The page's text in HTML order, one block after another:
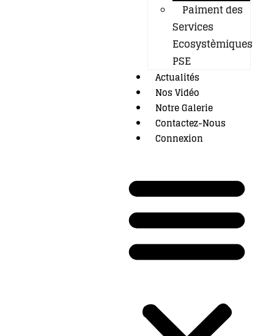
Paiment des
Services
Ecosystèmiques
PSE
Actualités
Nos Vidéo
Notre Galerie
Contactez-Nous
Connexion